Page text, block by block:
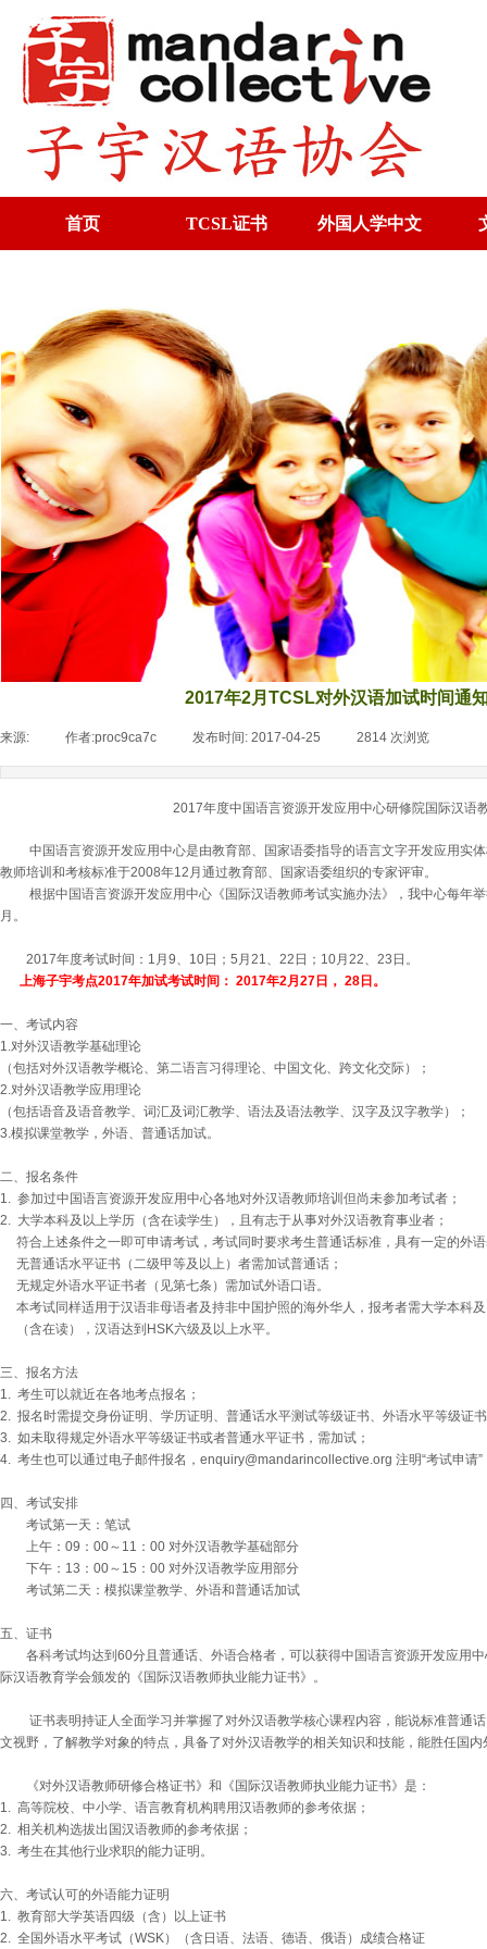
首页 TCSL证书 外国人学中文
2017年2月TCSL对外汉语加试时间通
来源: 作者:proc9ca7c 发布时间: 2017-04-25 2814 次浏览
2017年度中国语言资源开发应用中心研修院国际汉语
中国语言资源开发应用中心是由教育部、国家语委指导的语言文字开发应用实体
教师培训和考核标准于2008年12月通过教育部、国家语委组织的专家评审。
根据中国语言资源开发应用中心《国际汉语教师考试实施办法》，我中心每年
月。
2017年度考试时间：1月9、10日；5月21、22日；10月22、23日。
上海子宇考点2017年加试考试时间： 2017年2月27日， 28日。
一、考试内容
1.对外汉语教学基础理论
（包括对外汉语教学概论、第二语言习得理论、中国文化、跨文化交际）；
2.对外汉语教学应用理论
（包括语音及语音教学、词汇及词汇教学、语法及语法教学、汉字及汉字教学）；
3.模拟课堂教学，外语、普通话加试。
二、报名条件
1. 参加过中国语言资源开发应用中心各地对外汉语教师培训但尚未参加考试者；
2. 大学本科及以上学历（含在读学生），且有志于从事对外汉语教育事业者；
符合上述条件之一即可申请考试，考试同时要求考生普通话标准，具有一定的外
无普通话水平证书（二级甲等及以上）者需加试普通话；
无规定外语水平证书者（见第七条）需加试外语口语。
本考试同样适用于汉语非母语者及持非中国护照的海外华人，报考者需大学本科
（含在读），汉语达到HSK六级及以上水平。
三、报名方法
1. 考生可以就近在各地考点报名；
2. 报名时需提交身份证明、学历证明、普通话水平测试等级证书、外语水平等级证
3. 如未取得规定外语水平等级证书或者普通水平证书，需加试；
4. 考生也可以通过电子邮件报名， enquiry@mandarincollective.org 注明“考试申请”
四、考试安排
考试第一天：笔试
上午：09：00～11：00 对外汉语教学基础部分
下午：13：00～15：00 对外汉语教学应用部分
考试第二天：模拟课堂教学、外语和普通话加试
五、证书
各科考试均达到60分且普通话、外语合格者，可以获得中国语言资源开发应用中
际汉语教育学会颁发的《国际汉语教师执业能力证书》。
证书表明持证人全面学习并掌握了对外汉语教学核心课程内容，能说标准普通话
文视野，了解教学对象的特点，具备了对外汉语教学的相关知识和技能，能胜任国
《对外汉语教师研修合格证书》和《国际汉语教师执业能力证书》是：
1. 高等院校、中小学、语言教育机构聘用汉语教师的参考依据；
2. 相关机构选拔出国汉语教师的参考依据；
3. 考生在其他行业求职的能力证明。
六、考试认可的外语能力证明
1. 教育部大学英语四级（含）以上证书
2. 全国外语水平考试（WSK）（含日语、法语、德语、俄语）成绩合格证